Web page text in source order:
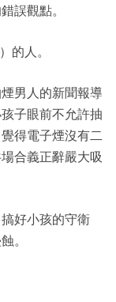
誤觀點。
的人。
男人的新聞報導
子眼前不允許抽
得電子煙沒有二
合義正辭嚴大吸
好小孩的守衛
。